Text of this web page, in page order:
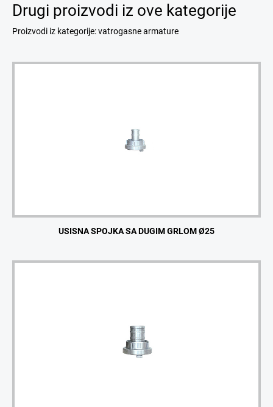
Drugi proizvodi iz ove kategorije
Proizvodi iz kategorije: vatrogasne armature
USISNA SPOJKA SA DUGIM GRLOM Ø25